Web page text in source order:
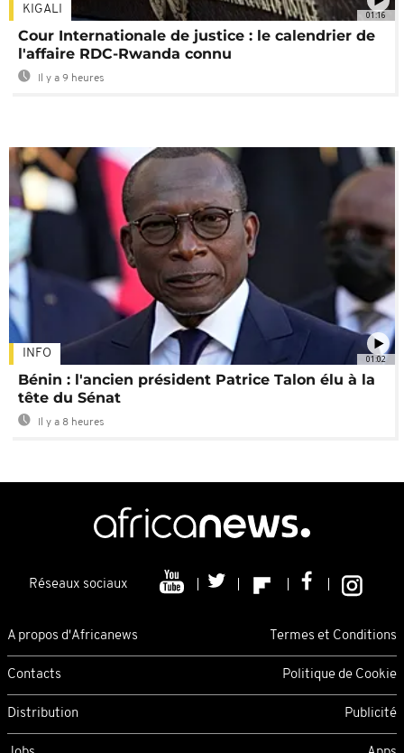
01:16
KIGALI
Cour Internationale de justice : le calendrier de
l'affaire RDC-Rwanda connu
Il y a 9 heures
01:02
INFO
Bénin : l'ancien président Patrice Talon élu à la
tête du Sénat
Il y a 8 heures
Réseaux sociaux
A propos d'Africanews Termes et Conditions
Contacts Politique de Cookie
Distribution Publicité